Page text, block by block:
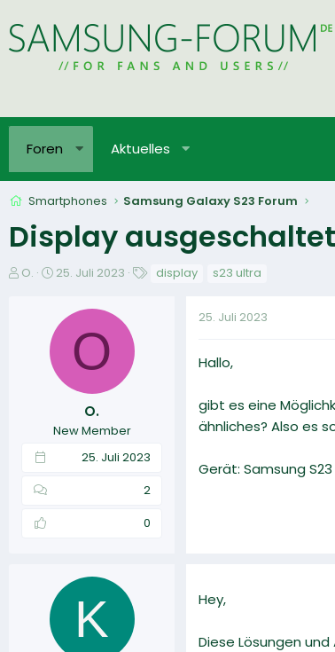
Foren Aktuelles
Smartphones Samsung Galaxy S23 Forum
Display
E
O.
E
t
l
m
25. Juli 2023 display s23 ultra
O
O.
New Member
25. Juli 2023
2
0
25. Juli 2023
Hallo,
gibt es eine
ähnliches? Also es
Gerät: Samsung
K Hey,
Diese Lösungen